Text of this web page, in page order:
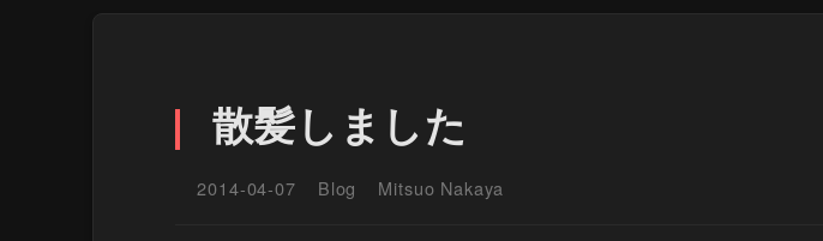
散髪しました
2014-04-07 Blog Mitsuo Nakaya